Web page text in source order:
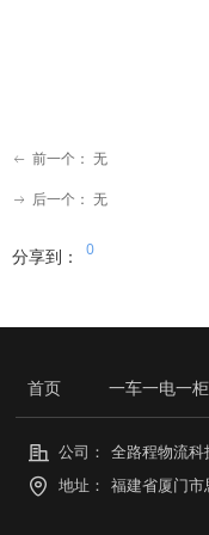
ꂃ 前一个： 无
ꁹ 后一个： 无
分享到： 0
首页 一车一电一柜
公司：
全路程物流科
地址：
福建省厦门市